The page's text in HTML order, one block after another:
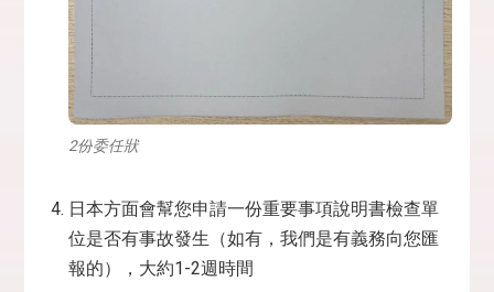
2份委任狀
日本方面會幫您申請一份重要事項說明書檢查單
位是否有事故發生（如有，我們是有義務向您匯
報的），大約1-2週時間